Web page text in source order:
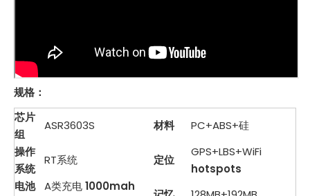
规格：
芯片
组
ASR3603S 材料
PC+ABS+硅
操作
系统
RT系统 定位
GPS+LBS+WiFi
hotspots
电池
A类充电1000mah